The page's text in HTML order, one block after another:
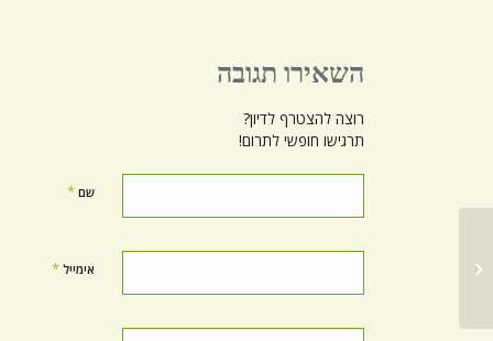
השאירו תגובה
רוצה להצטרף לדיון?
תרגישו חופשי לתרום!
שם *
אימייל *
צ'י קונג וטיגריסים. על מתח